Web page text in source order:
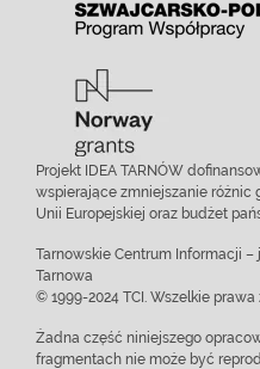
Projekt IDEA TARNÓW
wspierające zmniejszanie różnic
Unii Europejskiej oraz budżet
Tarnowskie Centrum Informacji
Tarnowa
© 1999-2024 TCI. Wszelkie prawa
Żadna część niniejszego
fragmentach nie może być